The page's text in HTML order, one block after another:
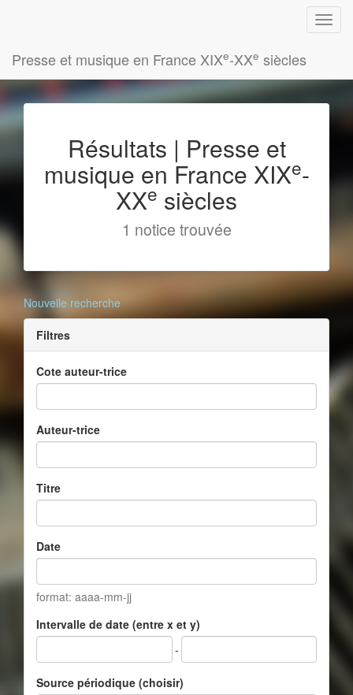
Presse et musique en France XIXe-XXe siècles
Résultats | Presse et
musique en France XIXe-
XXe siècles
1 notice trouvée
Nouvelle recherche
Filtres
Cote auteur-trice
Auteur-trice
Titre
Date
format: aaaa-mm-jj
Intervalle de date (entre x et y)
-
Source périodique (choisir)